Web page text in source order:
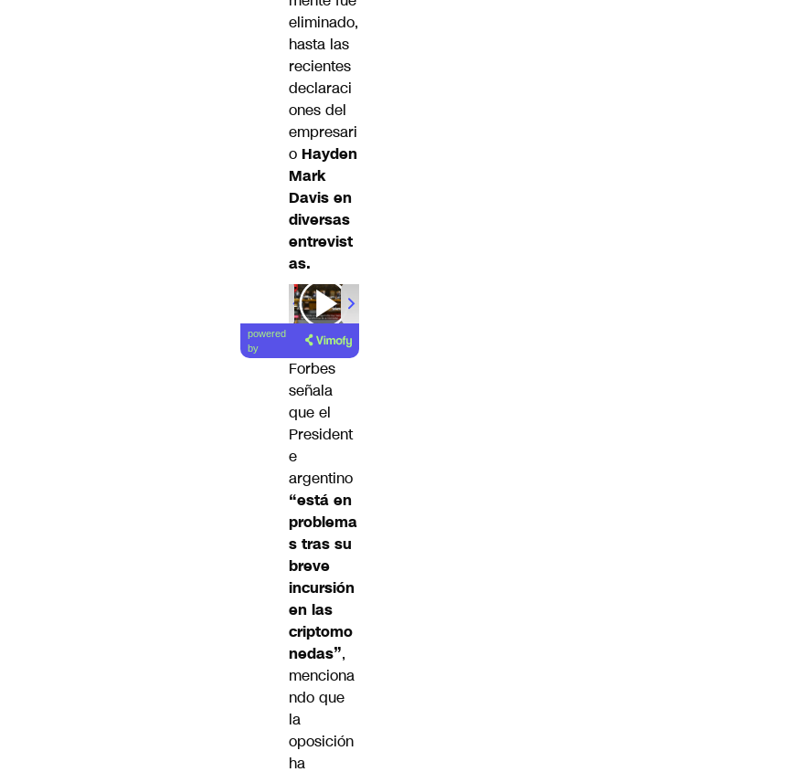
eliminado,
hasta las
recientes
declaraci
ones del
empresari
o Hayden
Mark
Davis en
diversas
entrevist
as.
powered
by
Forbes
señala
que el
President
e
argentino
“está en
problema
s tras su
breve
incursión
en las
criptomo
nedas”,
menciona
ndo que
la
oposición
ha